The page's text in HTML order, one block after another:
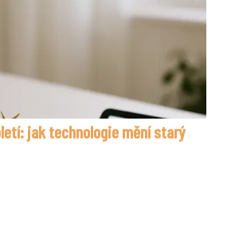
jak technologie mění starý